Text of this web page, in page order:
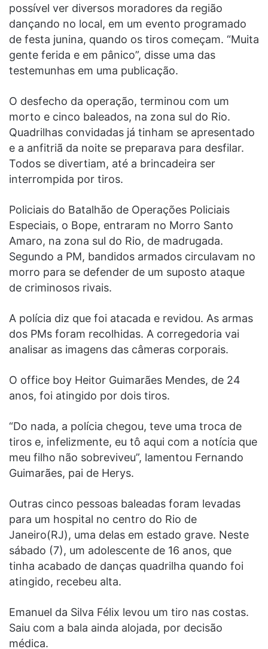
possível ver diversos moradores da região
dançando no local, em um evento programado
de festa junina, quando os tiros começam. “Muita
gente ferida e em pânico”, disse uma das
testemunhas em uma publicação.
O desfecho da operação, terminou com um
morto e cinco baleados, na zona sul do Rio.
Quadrilhas convidadas já tinham se apresentado
e a anfitriã da noite se preparava para desfilar.
Todos se divertiam, até a brincadeira ser
interrompida por tiros.
Policiais do Batalhão de Operações Policiais
Especiais, o Bope, entraram no Morro Santo
Amaro, na zona sul do Rio, de madrugada.
Segundo a PM, bandidos armados circulavam no
morro para se defender de um suposto ataque
de criminosos rivais.
A polícia diz que foi atacada e revidou. As armas
dos PMs foram recolhidas. A corregedoria vai
analisar as imagens das câmeras corporais.
O office boy Heitor Guimarães Mendes, de 24
anos, foi atingido por dois tiros.
“Do nada, a polícia chegou, teve uma troca de
tiros e, infelizmente, eu tô aqui com a notícia que
meu filho não sobreviveu”, lamentou Fernando
Guimarães, pai de Herys.
Outras cinco pessoas baleadas foram levadas
para um hospital no centro do Rio de
Janeiro(RJ), uma delas em estado grave. Neste
sábado (7), um adolescente de 16 anos, que
tinha acabado de danças quadrilha quando foi
atingido, recebeu alta.
Emanuel da Silva Félix levou um tiro nas costas.
Saiu com a bala ainda alojada, por decisão
médica.